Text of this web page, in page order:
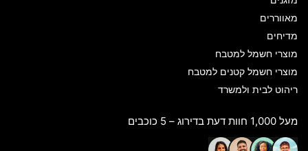
מאווררים
מדיחים
מוצרי חשמל למטבח
מוצרי חשמל קטנים למטבח
ריהוט לבית ולמשרד
מעל 1,000 חוות דעת בדירוג – 5 כוכבים